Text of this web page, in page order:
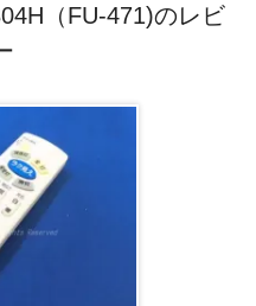
（FU-471)のレビ